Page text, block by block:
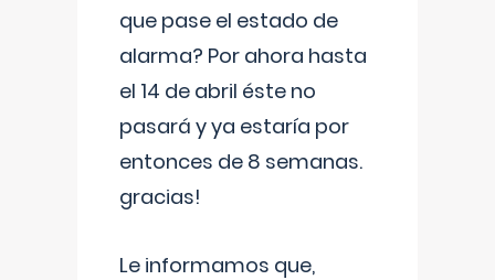
que pase el estado de
alarma? Por ahora hasta
el 14 de abril éste no
pasará y ya estaría por
entonces de 8 semanas.
gracias!
Le informamos que,